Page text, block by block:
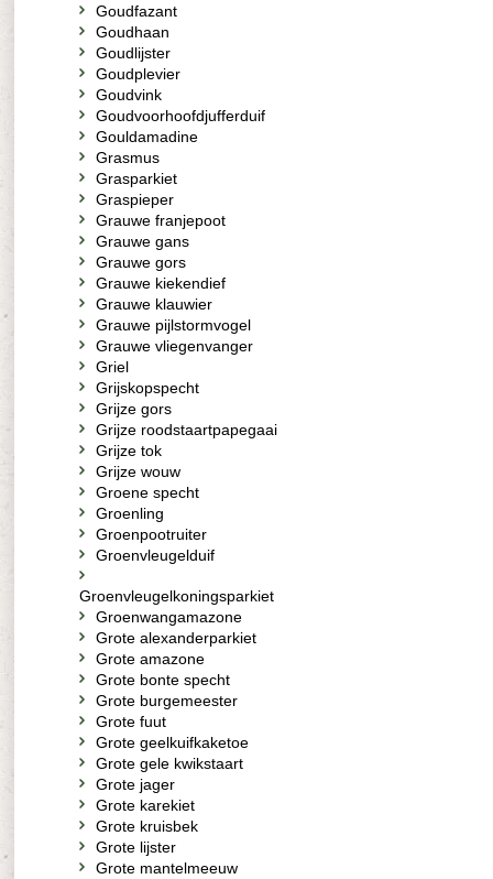
Goudfazant
Goudhaan
Goudlijster
Goudplevier
Goudvink
Goudvoorhoofdjufferduif
Gouldamadine
Grasmus
Grasparkiet
Graspieper
Grauwe franjepoot
Grauwe gans
Grauwe gors
Grauwe kiekendief
Grauwe klauwier
Grauwe pijlstormvogel
Grauwe vliegenvanger
Griel
Grijskopspecht
Grijze gors
Grijze roodstaartpapegaai
Grijze tok
Grijze wouw
Groene specht
Groenling
Groenpootruiter
Groenvleugelduif
Groenvleugelkoningsparkiet
Groenwangamazone
Grote alexanderparkiet
Grote amazone
Grote bonte specht
Grote burgemeester
Grote fuut
Grote geelkuifkaketoe
Grote gele kwikstaart
Grote jager
Grote karekiet
Grote kruisbek
Grote lijster
Grote mantelmeeuw